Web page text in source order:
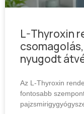
L-Thyroxin
nyugodt
Az L-Thyroxin
fontosabb